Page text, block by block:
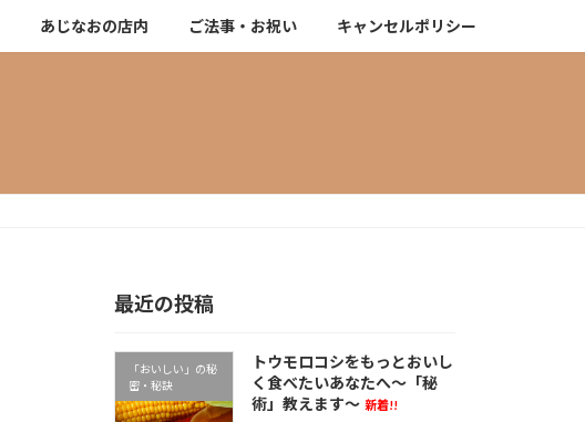
あじなおの店内 ご法事・お祝い キャンセルポリシー
最近の投稿
「おいしい」の秘
密・秘訣
トウモロコシをもっとおいし
く食べたいあなたへ～「秘
術」教えます～ 新着!!